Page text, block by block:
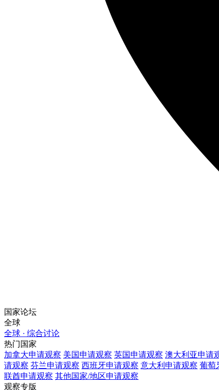
国家论坛
全球
全球 · 综合讨论
热门国家
加拿大申请观察 美国申请观察 英国申请观察 澳大利亚申请
请观察 芬兰申请观察 西班牙申请观察 意大利 申请观察 葡萄
联酋申请观察 其他国家/地区申请观察
观察专版